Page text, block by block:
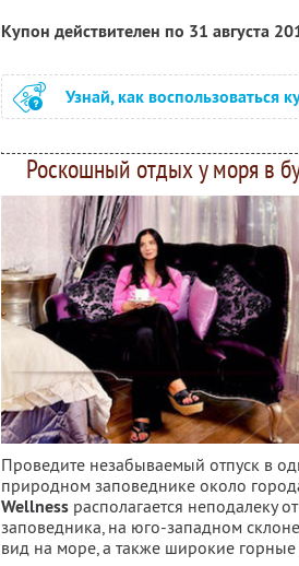
Купон действителен по 31 августа
Узнай, как воспользоваться
Роскошный отдых у моря в
Проведите незабываемый отпуск в
природном заповеднике около
Wellness располагается неподалеку
заповедника, на юго-западном
вид на море, а также широкие